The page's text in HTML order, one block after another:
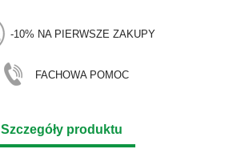
-10% NA PIERWSZE ZAKUPY
FACHOWA POMOC
Szczegóły produktu